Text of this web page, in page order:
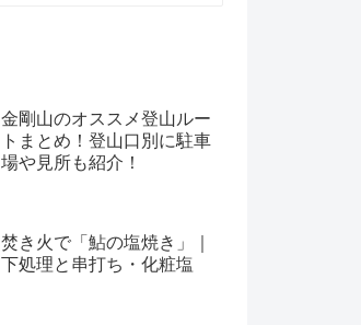
金剛山のオススメ登山ルー
トまとめ！登山口別に駐車
場や見所も紹介！
焚き火で「鮎の塩焼き」｜
下処理と串打ち・化粧塩